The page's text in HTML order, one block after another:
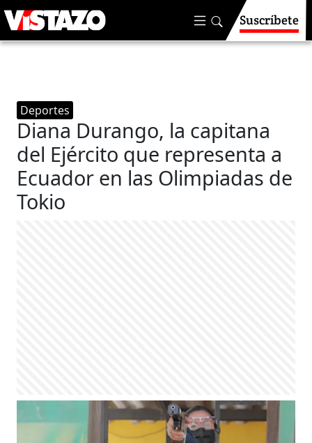
Suscríbete
Deportes
Diana Durango, la capitana
del Ejército que representa a
Ecuador en las Olimpiadas de
Tokio